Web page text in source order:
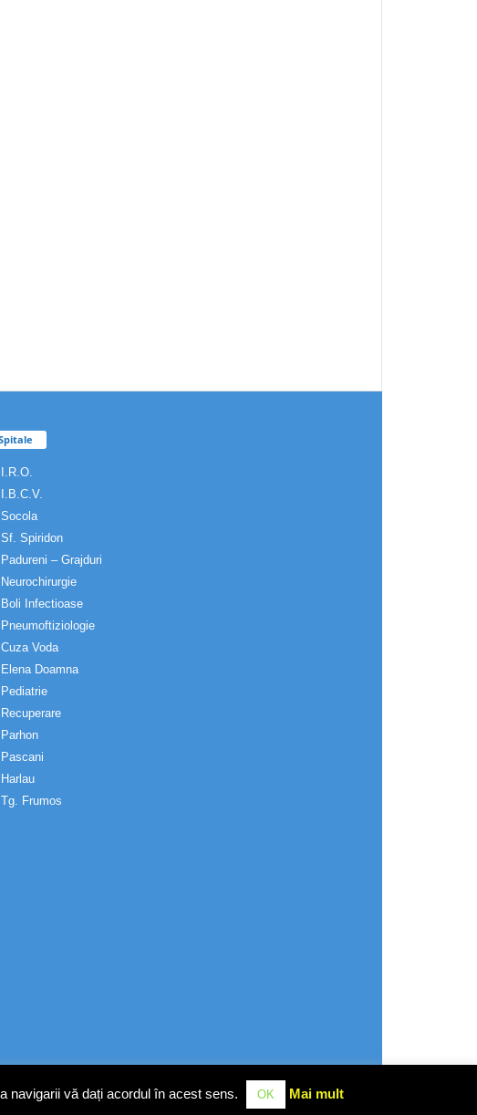
I.R.O.
I.B.C.V.
Socola
Sf. Spiridon
Padureni – Grajduri
Neurochirurgie
Boli Infectioase
Pneumoftiziologie
Cuza Voda
Elena Doamna
Pediatrie
Recuperare
Parhon
Pascani
Harlau
Tg. Frumos
navigarii vă dați acordul în acest sens. OK Mai mult